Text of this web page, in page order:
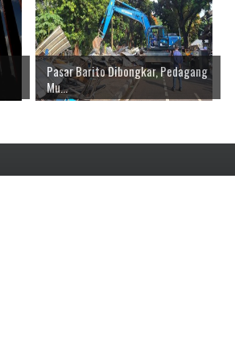
Pasar Barito Dibongkar, Pedagang
Mu...